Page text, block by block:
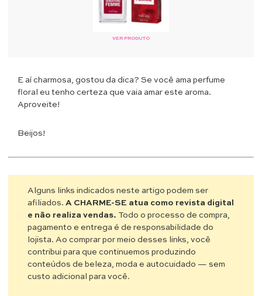
VER PRODUTO
E aí charmosa, gostou da dica? Se você ama perfume
floral eu tenho certeza que vaia amar este aroma.
Aproveite!
Beijos!
Alguns links indicados neste artigo podem ser
afiliados.A CHARME-SE atua como revista digital
e não realiza vendas. Todo o processo de compra,
pagamento e entrega é de responsabilidade do
lojista. Ao comprar por meio desses links, você
contribui para que continuemos produzindo
conteúdos de beleza, moda e autocuidado — sem
custo adicional para você.